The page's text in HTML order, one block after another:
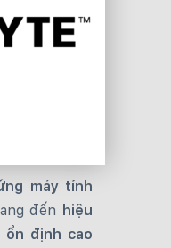
máy tính
đến hiệu
ổn định cao